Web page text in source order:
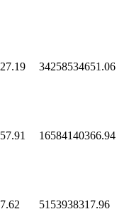
27.19 34258534651.06
57.91 16584140366.94
7.62 5153938317.96